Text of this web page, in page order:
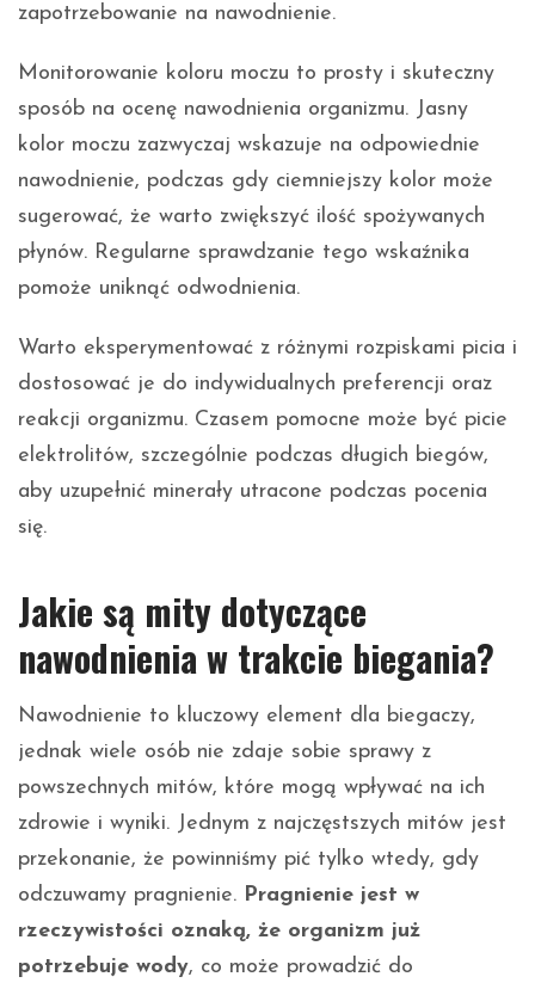
zapotrzebowanie na nawodnienie.
Monitorowanie koloru moczu to prosty i skuteczny
sposób na ocenę nawodnienia organizmu. Jasny
kolor moczu zazwyczaj wskazuje na odpowiednie
nawodnienie, podczas gdy ciemniejszy kolor może
sugerować, że warto zwiększyć ilość spożywanych
płynów. Regularne sprawdzanie tego wskaźnika
pomoże uniknąć odwodnienia.
Warto eksperymentować z różnymi rozpiskami picia i
dostosować je do indywidualnych preferencji oraz
reakcji organizmu. Czasem pomocne może być picie
elektrolitów, szczególnie podczas długich biegów,
aby uzupełnić minerały utracone podczas pocenia
się.
Jakie są mity dotyczące
nawodnienia w trakcie biegania?
Nawodnienie to kluczowy element dla biegaczy,
jednak wiele osób nie zdaje sobie sprawy z
powszechnych mitów, które mogą wpływać na ich
zdrowie i wyniki. Jednym z najczęstszych mitów jest
przekonanie, że powinniśmy pić tylko wtedy, gdy
odczuwamy pragnienie. Pragnienie jest w
rzeczywistości oznaką, że organizm już
potrzebuje wody, co może prowadzić do